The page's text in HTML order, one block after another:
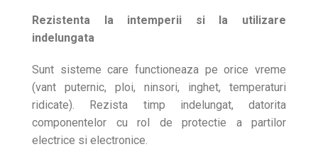
Rezistenta la intemperii si la utilizare
indelungata
Sunt sisteme care functioneaza pe orice vreme
(vant puternic, ploi, ninsori, inghet, temperaturi
ridicate). Rezista timp indelungat, datorita
componentelor cu rol de protectie a partilor
electrice si electronice.